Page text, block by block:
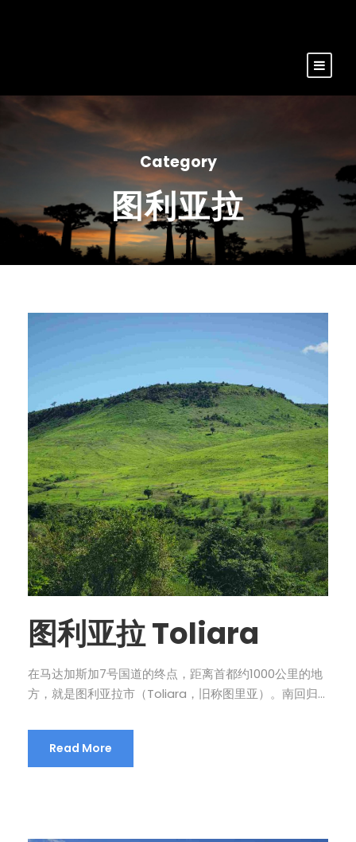
Category
图利亚拉
图利亚拉 Toliara
在马达加斯加7号国道的终点，距离首都约1000公里的地
方，就是图利亚拉市（Toliara，旧称图里亚）。南回归...
Read More